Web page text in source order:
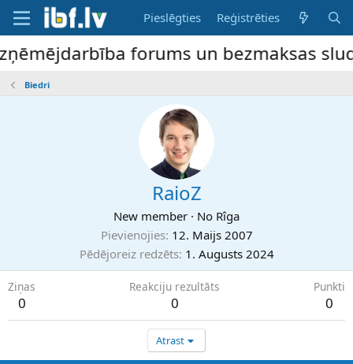
Pieslēgties Reģistrēties
forums un bezmaksas
Biedri
RaioZ
New member · No Rîga
Pievienojies 12. Maijs 2007
Pēdējoreiz redzēts 1. Augusts 2024
Ziņas
0
Reakciju rezultāts
0
Punkti
0
Atrast